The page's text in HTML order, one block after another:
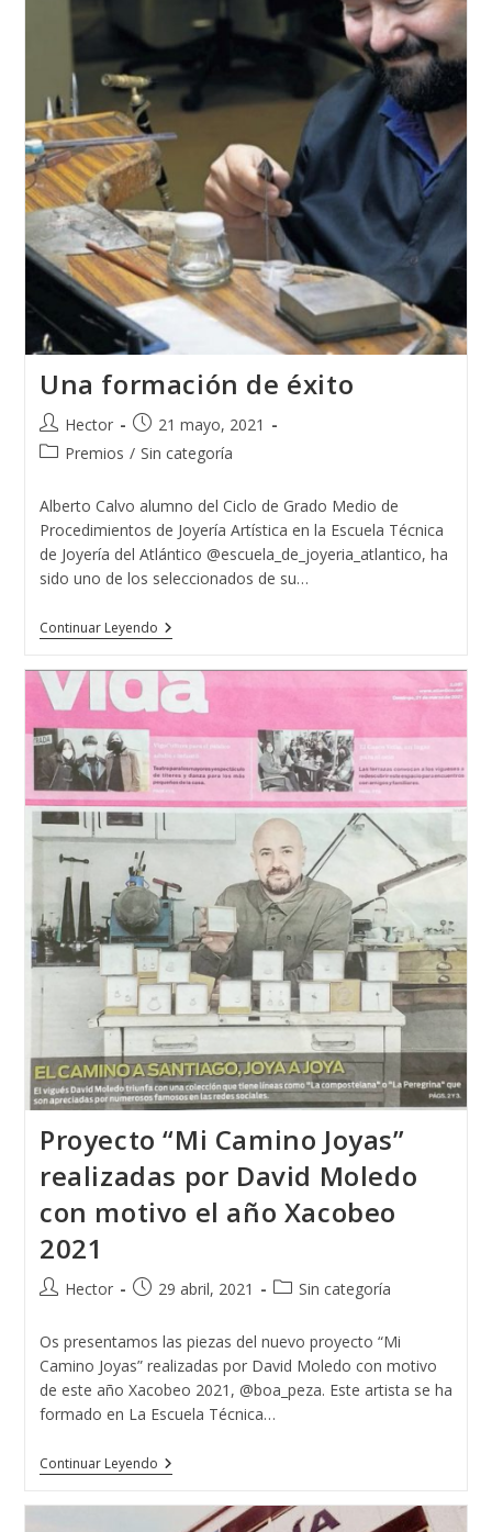
ATLÁNTICO
Una formación de éxito
Autor
de
Hector
Publicación
de
21 mayo, 2021
Categoría
la
entrada:
Premios / Sin categoría
Alberto Calvo alumno del Ciclo de Grado Medio de
Procedimientos de Joyería Artística en la Escuela Técnica
de Joyería del Atlántico @escuela_de_joyeria_atlantico, ha
sido uno de los seleccionados de su…
Continuar LeyendoUna
Formación
Éxito
Proyecto “Mi Camino Joyas”
realizadas por David Moledo
con motivo el año Xacobeo
2021
Autor
la
entrada:
Hector
Publicación
la
entrada:
29 abril, 2021
Categoría
la
entrada:
Sin categoría
Os presentamos las piezas del nuevo proyecto “Mi
Camino Joyas” realizadas por David Moledo con motivo
de este año Xacobeo 2021, @boa_peza. Este artista se ha
formado en La Escuela Técnica…
Continuar LeyendoProyecto
“Mi
Joyas”